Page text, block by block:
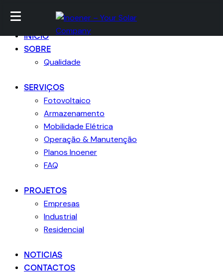
Ir para conteúdo
Fechar
INICIO
SOBRE
Qualidade
SERVIÇOS
Fotovoltaico
Armazenamento
Mobilidade Elétrica
Operação & Manutenção
Planos Inoener
FAQ
PROJETOS
Empresas
Industrial
Residencial
NOTICIAS
CONTACTOS